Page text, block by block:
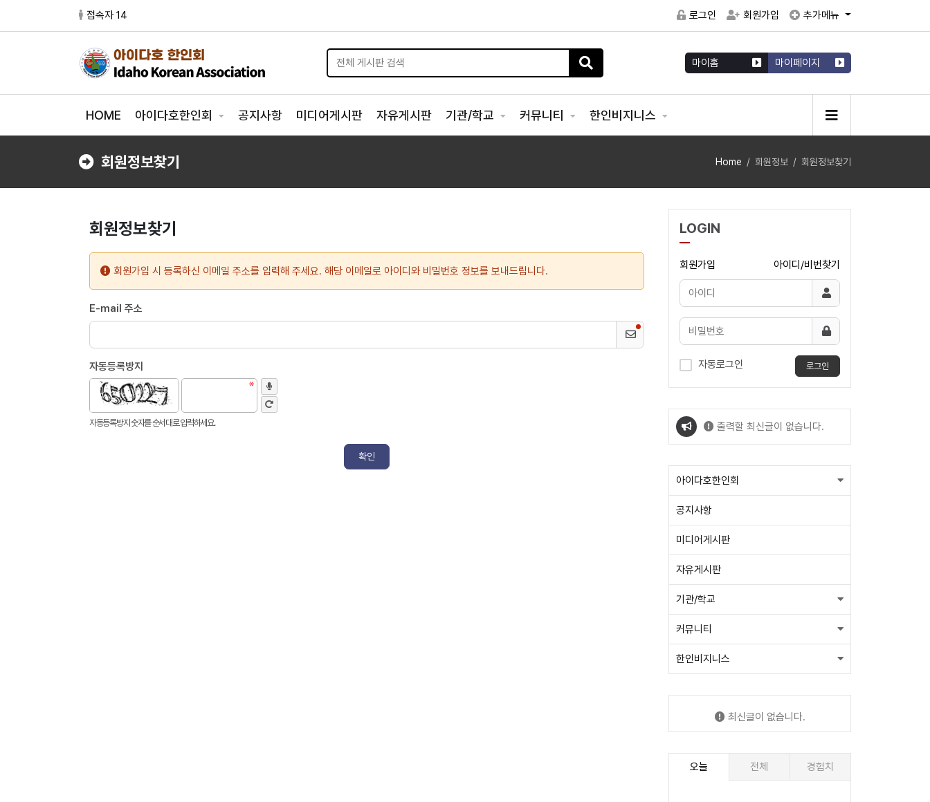
접속자 14 로그인 회원가입 추가메뉴
마이홈 마이페이지
HOME 아이다호한인회 공지사항 미디어게시판 자유게시판 기관/학교 커뮤니티 한인비지니스
회원정보찾기 Home 회원정보 회원정보찾기
회원정보찾기
회원가입 시 등록하신 이메일 주소를 입력해 주세요. 해당 이메일로 아이디와 비밀번호 정보를 보내드립니다.
E-mail 주소
자동등록방지
자동등록방지 숫자를 순서대로 입력하세요.
LOGIN
회원가입 아이디/비번찾기
자동로그인 로그인
출력할 최신글이 없습니다.
아이다호한인회
공지사항
미디어게시판
자유게시판
기관/학교
커뮤니티
한인비지니스
최신글이 없습니다.
오늘 전체 경험치